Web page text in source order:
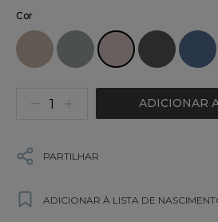
Cor
ADICIONAR
PARTILHAR
ADICIONAR À LISTA DE